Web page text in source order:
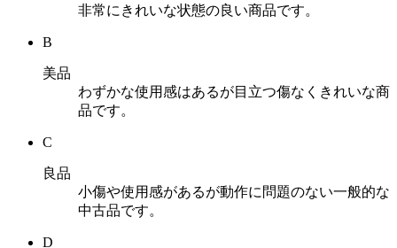
非常にきれいな状態の良い商品です。
B
美品
わずかな使用感はあるが目立つ傷なくきれいな商
品です。
C
良品
小傷や使用感があるが動作に問題のない一般的な
中古品です。
D